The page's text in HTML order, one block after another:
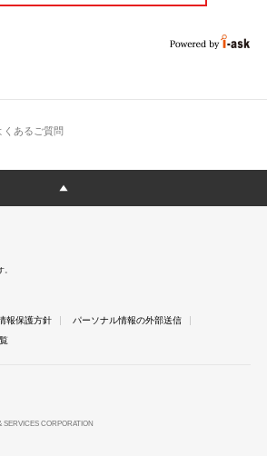
くあるご質問
報保護方針
パーソナル情報の外部送信
CORPORATION